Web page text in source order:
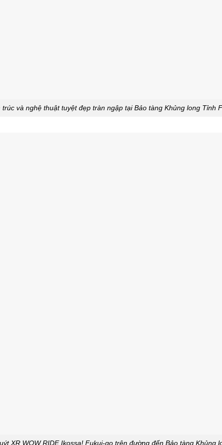
trúc và nghệ thuật tuyệt đẹp tràn ngập tại Bảo tàng Khủng long Tỉnh
XR WOW RIDE Ikossa! Fukui-go trên đường đến Bảo tàng Khủng